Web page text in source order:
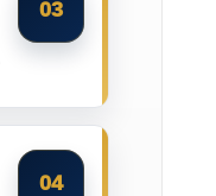
03
04